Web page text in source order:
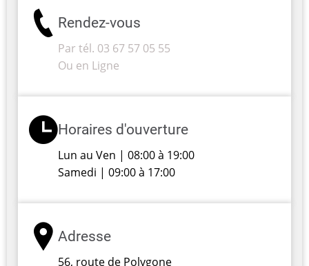
Rendez-vous
Par tél. 03 67 57 05 55
Ou en Ligne
Horaires d'ouverture
Lun au Ven | 08:00 à 19:00
Samedi | 09:00 à 17:00
Adresse
56, route de Polygone